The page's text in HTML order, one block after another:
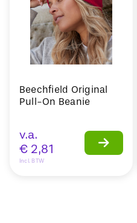
Beechfield Original
Pull-On Beanie
v.a.
€ 2,81
Incl. BTW